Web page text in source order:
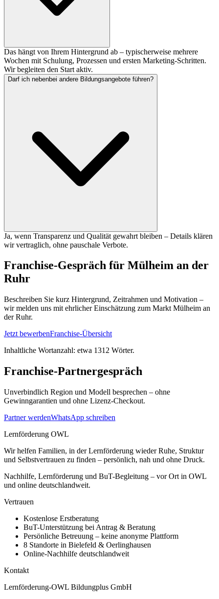
Das hängt von Ihrem Hintergrund ab – typischerweise mehrere
Wochen mit Schulung, Prozessen und ersten Marketing-Schritten.
Wir begleiten den Start aktiv.
Darf ich nebenbei andere Bildungsangebote führen?
Ja, wenn Transparenz und Qualität gewahrt bleiben – Details klären
wir vertraglich, ohne pauschale Verbote.
Franchise-Gespräch für Mülheim an der
Ruhr
Beschreiben Sie kurz Hintergrund, Zeitrahmen und Motivation –
wir melden uns mit ehrlicher Einschätzung zum Markt Mülheim an
der Ruhr.
Jetzt bewerbenFranchise-Übersicht
Inhaltliche Wortanzahl: etwa 1312 Wörter.
Franchise-Partnergespräch
Unverbindlich Region und Modell besprechen – ohne
Gewinngarantien und ohne Lizenz-Checkout.
Partner werdenWhatsApp schreiben
Lernförderung OWL
Wir helfen Familien, in der Lernförderung wieder Ruhe, Struktur
und Selbstvertrauen zu finden – persönlich, nah und ohne Druck.
Nachhilfe, Lernförderung und BuT-Begleitung – vor Ort in OWL
und online deutschlandweit.
Vertrauen
Kostenlose Erstberatung
BuT-Unterstützung bei Antrag & Beratung
Persönliche Betreuung – keine anonyme Plattform
8 Standorte in Bielefeld & Oerlinghausen
Online-Nachhilfe deutschlandweit
Kontakt
Lernförderung-OWL Bildungplus GmbH